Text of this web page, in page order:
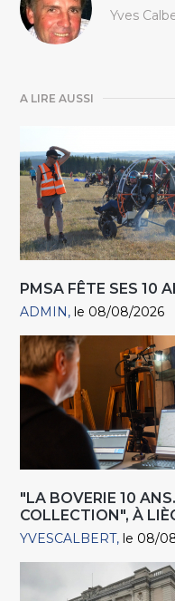
Yves
A LIRE AUSSI
PMSA FÊTE SES 10
ADMIN le 08/08/2026
"LA BOVERIE 10
COLLECTION", À
YVESCALBERT le 08/